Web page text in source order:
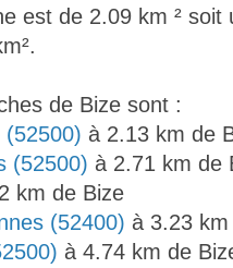
est de 2.09 km ² soit
de Bize sont :
(52500) à 2.13 km de
(52500) à 2.71 km de
km de Bize
(52400) à 3.23
à 4.74 km de